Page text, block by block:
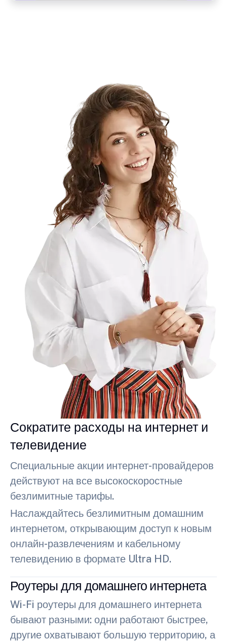
Сократите расходы на интернет и
телевидение
Специальные акции интернет-провайдеров
действуют на все высокоскоростные
безлимитные тарифы.
Наслаждайтесь безлимитным домашним
интернетом, открывающим доступ к новым
онлайн-развлечениям и кабельному
телевидению в формате Ultra HD.
Роутеры для домашнего интернета
Wi-Fi роутеры для домашнего интернета
бывают разными: одни работают быстрее,
другие охватывают большую территорию, а